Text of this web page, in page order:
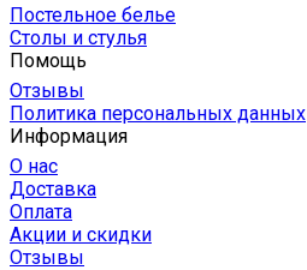
Постельное белье
Столы и стулья
Помощь
Отзывы
Политика персональных данных
Информация
О нас
Доставка
Оплата
Акции и скидки
Отзывы